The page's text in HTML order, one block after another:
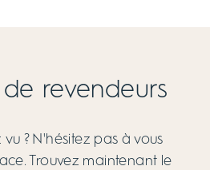
revendeurs
? N'hésitez pas à vous
Trouvez maintenant le